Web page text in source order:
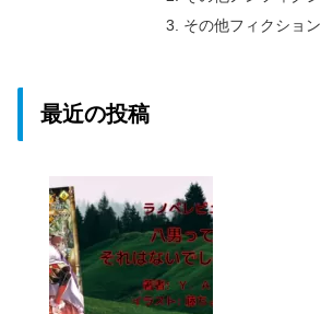
その他フィクション
最近の投稿